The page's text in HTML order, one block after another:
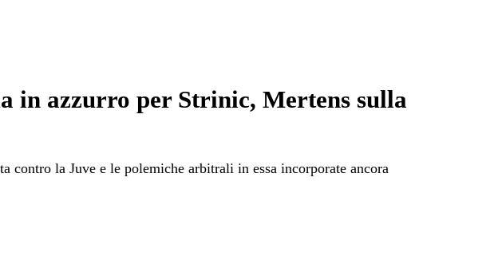
in azzurro per Strinic, Mertens sulla
la Juve e le polemiche arbitrali in essa incorporate ancora